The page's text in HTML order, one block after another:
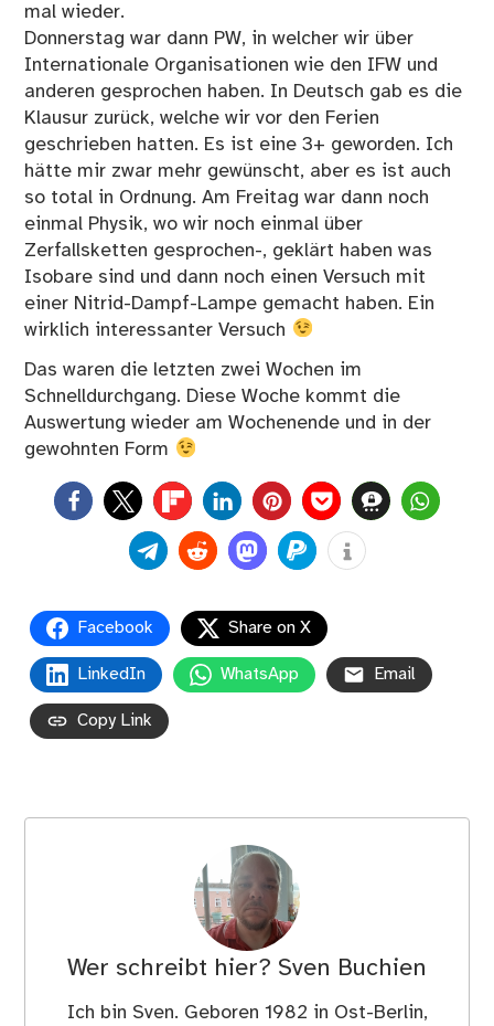
mal wieder.
Donnerstag war dann PW, in welcher wir über
Internationale Organisationen wie den IFW und
anderen gesprochen haben. In Deutsch gab es die
Klausur zurück, welche wir vor den Ferien
geschrieben hatten. Es ist eine 3+ geworden. Ich
hätte mir zwar mehr gewünscht, aber es ist auch
so total in Ordnung. Am Freitag war dann noch
einmal Physik, wo wir noch einmal über
Zerfallsketten gesprochen-, geklärt haben was
Isobare sind und dann noch einen Versuch mit
einer Nitrid-Dampf-Lampe gemacht haben. Ein
wirklich interessanter Versuch
Das waren die letzten zwei Wochen im
Schnelldurchgang. Diese Woche kommt die
Auswertung wieder am Wochenende und in der
gewohnten Form
0
Facebook Share on X
LinkedIn WhatsApp Email
Copy Link
Wer schreibt hier? Sven Buchien
Ich bin Sven. Geboren 1982 in Ost-Berlin,